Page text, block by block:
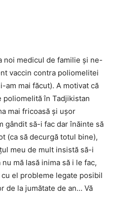
noi medicul de familie şi ne-
vaccin contra poliomelitei
am mai făcut). A motivat că
poliomelită în Tadjikistan
mai fricoasă şi uşor
gândit să-i fac dar înăinte să
(ca să decurgă totul bine),
meu de mult insistă să-i
mă lasă inima să i le fac,
el probleme legate posibil
de la jumătate de an… Vă